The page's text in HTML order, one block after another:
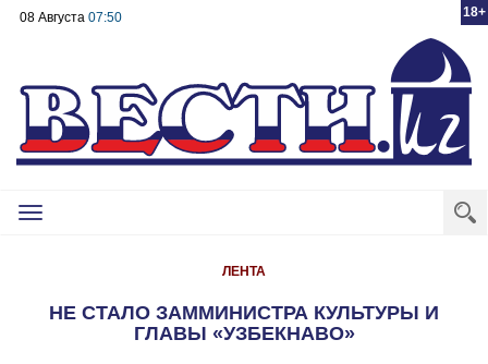
18+
08 Августа 07:50
Toggle
ЛЕНТА
НЕ СТАЛО ЗАММИНИСТРА КУЛЬТУРЫ И
ГЛАВЫ «УЗБЕКНАВО»